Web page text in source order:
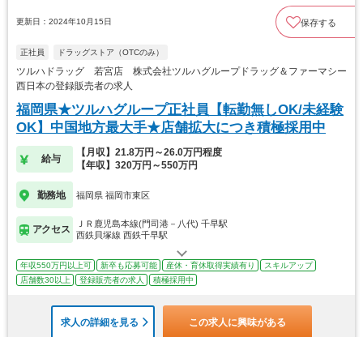
更新日：2024年10月15日 保存する
正社員 ドラッグストア（OTCのみ）
ツルハドラッグ 若宮店 株式会社ツルハグループドラッグ＆ファーマシー
西日本の登録販売者の求人
福岡県★ツルハグループ正社員【転勤無しOK/未経験
OK】中国地方最大手★店舗拡大につき積極採用中
給与
【月収】21.8万円～26.0万円程度
【年収】320万円～550万円
勤務地 福岡県 福岡市東区
アクセス
ＪＲ鹿児島本線(門司港－八代) 千早駅
西鉄貝塚線 西鉄千早駅
年収550万円以上可 新卒も応募可能 産休・育休取得実績有り
スキルアップ
店舗数30以上
登録販売者の求人 積極採用中
求人の詳細を見る この求人に興味がある